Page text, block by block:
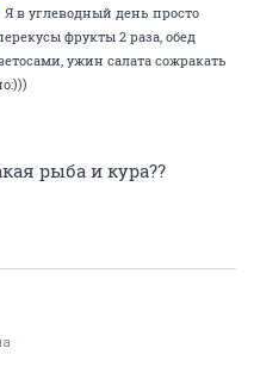
Я в углеводный день просто
фрукты 2 раза, обед
ужин салата сожракать
рыба и кура??